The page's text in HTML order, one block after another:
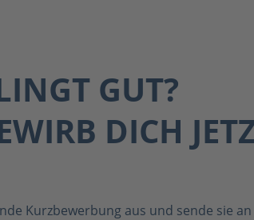
GUT?
DICH
Kurzbewerbung aus und sende sie